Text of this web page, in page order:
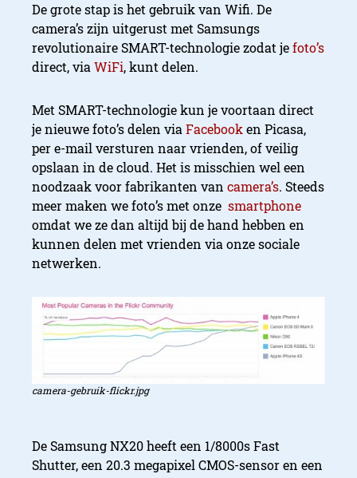
De grote stap is het gebruik van Wifi. De
camera’s zijn uitgerust met Samsungs
revolutionaire SMART-technologie zodat jefoto’s
direct, viaWiFi, kunt delen.
Met SMART-technologie kun je voortaan direct
je nieuwe foto’s delen viaFacebooken Picasa,
per e-mail versturen naar vrienden, of veilig
opslaan in de cloud. Het is misschien wel een
noodzaak voor fabrikanten van camera’s. Steeds
meer maken we foto’s met onze smartphone
omdat we ze dan altijd bij de hand hebben en
kunnen delen met vrienden via onze sociale
netwerken.
camera-gebruik-flickr.jpg
De Samsung NX20 heeft een 1/8000s Fast
Shutter, een 20.3 megapixel CMOS-sensor en een